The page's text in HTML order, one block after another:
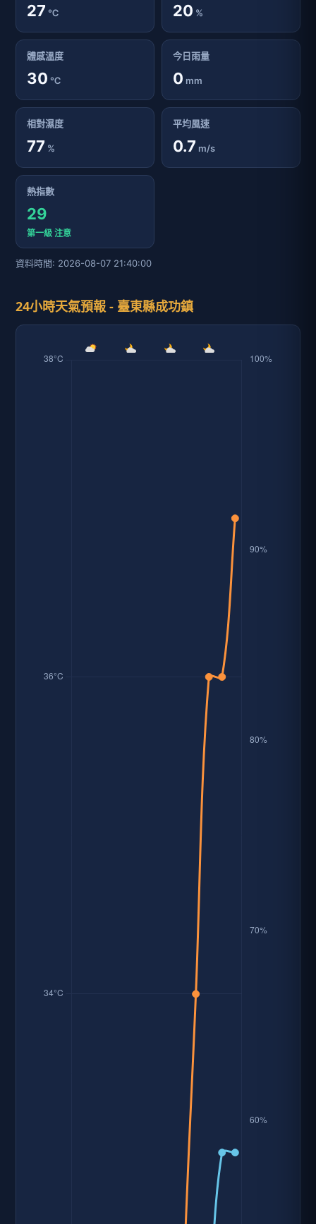
27 ℃ 20 %
體感溫度
30 ℃
今日雨量
0 mm
相對濕度
77 %
平均風速
0.7 m/s
熱指數
29
第一級 注意
資料時間: 2026-08-07 21:40:00
24小時天氣預報 - 臺東縣成功鎮